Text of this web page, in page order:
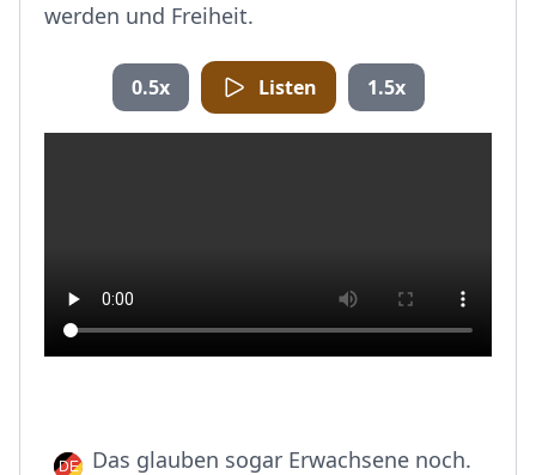
werden und Freiheit.
0.5x Listen 1.5x
Das glauben sogar Erwachsene noch.